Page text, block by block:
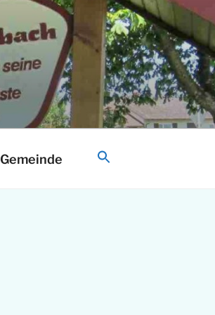
Gemeinde